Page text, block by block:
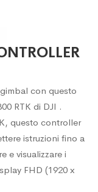
con questo
RTK di DJI .
questo controller
istruzioni fino a
e visualizzare i
FHD (1920 x